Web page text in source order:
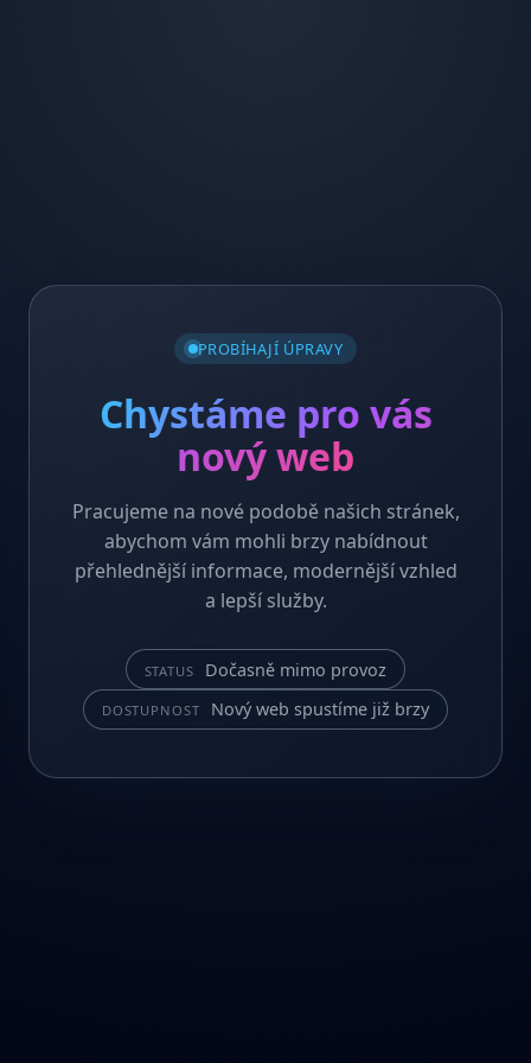
PROBÍHAJÍ ÚPRAVY
Chystáme pro vás
nový web
Pracujeme na nové podobě našich stránek,
abychom vám mohli brzy nabídnout
přehlednější informace, modernější vzhled
a lepší služby.
STATUS Dočasně mimo provoz
DOSTUPNOST Nový web spustíme již brzy